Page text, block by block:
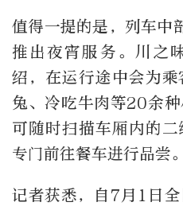
值得一提的是，列车中
推出夜宵服务。川之
绍，在运行途中会为
兔、冷吃牛肉等20余种
可随时扫描车厢内的
专门前往餐车进行品尝
记者获悉，自7月1日